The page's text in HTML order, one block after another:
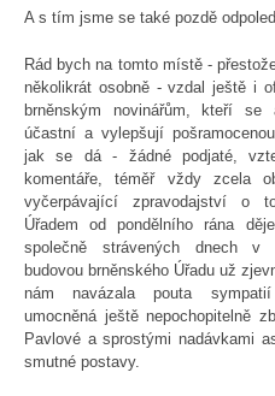
A s tím jsme se také pozdě
Rád bych na tomto místě -
několikrát osobně - vzdal ještě i
brněnským novinářům, kteří se
účastní a vylepšují
jak se dá - žádné podjaté,
komentáře, téměř vždy zcela
vyčerpávající zpravodajství o
Úřadem od pondělního rána
společně strávených dnech v
budovou brněnského Úřadu už
nám navázala pouta
umocněná ještě nepochopitelně
Pavlové a sprostými nadávkami
smutné postavy.